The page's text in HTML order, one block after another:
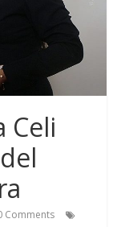
Celi
Comments